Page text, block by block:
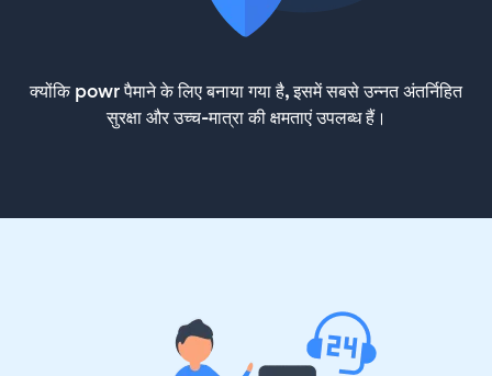
क्योंकि powr पैमाने के लिए बनाया गया है, इसमें सबसे उन्नत अंतर्निहित
सुरक्षा और उच्च-मात्रा की क्षमताएं उपलब्ध हैं।